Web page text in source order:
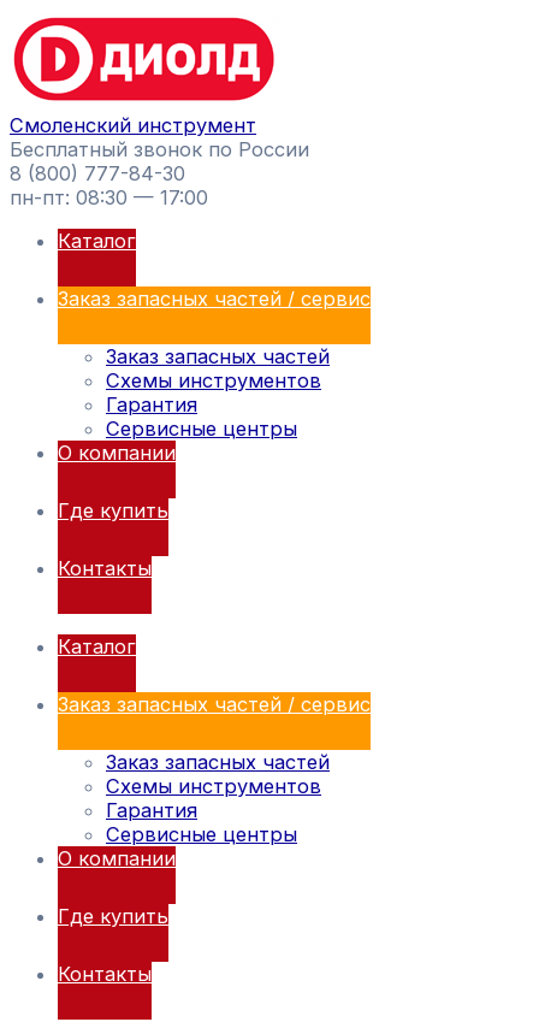
Перейти
к
содержимому
Смоленский инструмент
Бесплатный звонок по России
8 (800) 777-84-30
пн-пт: 08:30 — 17:00
Каталог
Заказ запасных частей / сервис
Заказ запасных частей
Схемы инструментов
Гарантия
Сервисные центры
О компании
Где купить
Контакты
Каталог
Заказ запасных частей / сервис
Заказ запасных частей
Схемы инструментов
Гарантия
Сервисные центры
О компании
Где купить
Контакты
Поиск
товаров